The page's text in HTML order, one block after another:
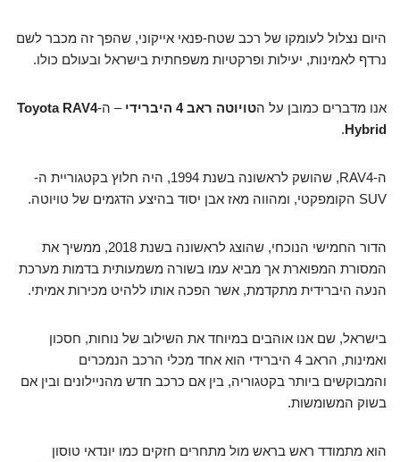
היום נצלול לעומקו של רכב שטח-פנאי אייקוני, שהפך זה מכבר לשם
נרדף לאמינות, יעילות ופרקטיות משפחתית בישראל ובעולם כולו.
אנו מדברים כמובן על הטויוטה ראב 4 היברידי – ה-Toyota RAV4
Hybrid
.
ה-RAV4, שהושק לראשונה בשנת 1994, היה חלוץ בקטגוריית ה-
SUV הקומפקטי, ומהווה מאז אבן יסוד בהיצע הדגמים של טויוטה.
הדור החמישי הנוכחי, שהוצג לראשונה בשנת 2018, ממשיך את
המסורת המפוארת אך מביא עמו בשורה משמעותית בדמות מערכת
הנעה היברידית מתקדמת, אשר הפכה אותו ללהיט מכירות אמיתי.
בישראל, שם אנו אוהבים במיוחד את השילוב של נוחות, חסכון
ואמינות, הראב 4 היברידי הוא אחד מכלי הרכב הנמכרים
והמבוקשים ביותר בקטגוריה, בין אם כרכב חדש מהניילונים ובין אם
בשוק המשומשות.
הוא מתמודד ראש בראש מול מתחרים חזקים כמו יונדאי טוסון